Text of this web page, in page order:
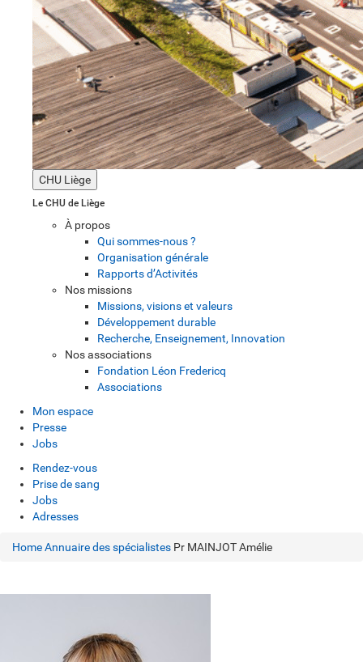
CHU Liège
Le CHU de Liège
À propos
Qui sommes-nous ?
Organisation générale
Rapports d’Activités
Nos missions
Missions, visions et valeurs
Développement durable
Recherche, Enseignement, Innovation
Nos associations
Fondation Léon Fredericq
Associations
Mon espace
Presse
Jobs
Rendez-vous
Prise de sang
Jobs
Adresses
HomeAnnuaire des spécialistes Pr MAINJOT Amélie